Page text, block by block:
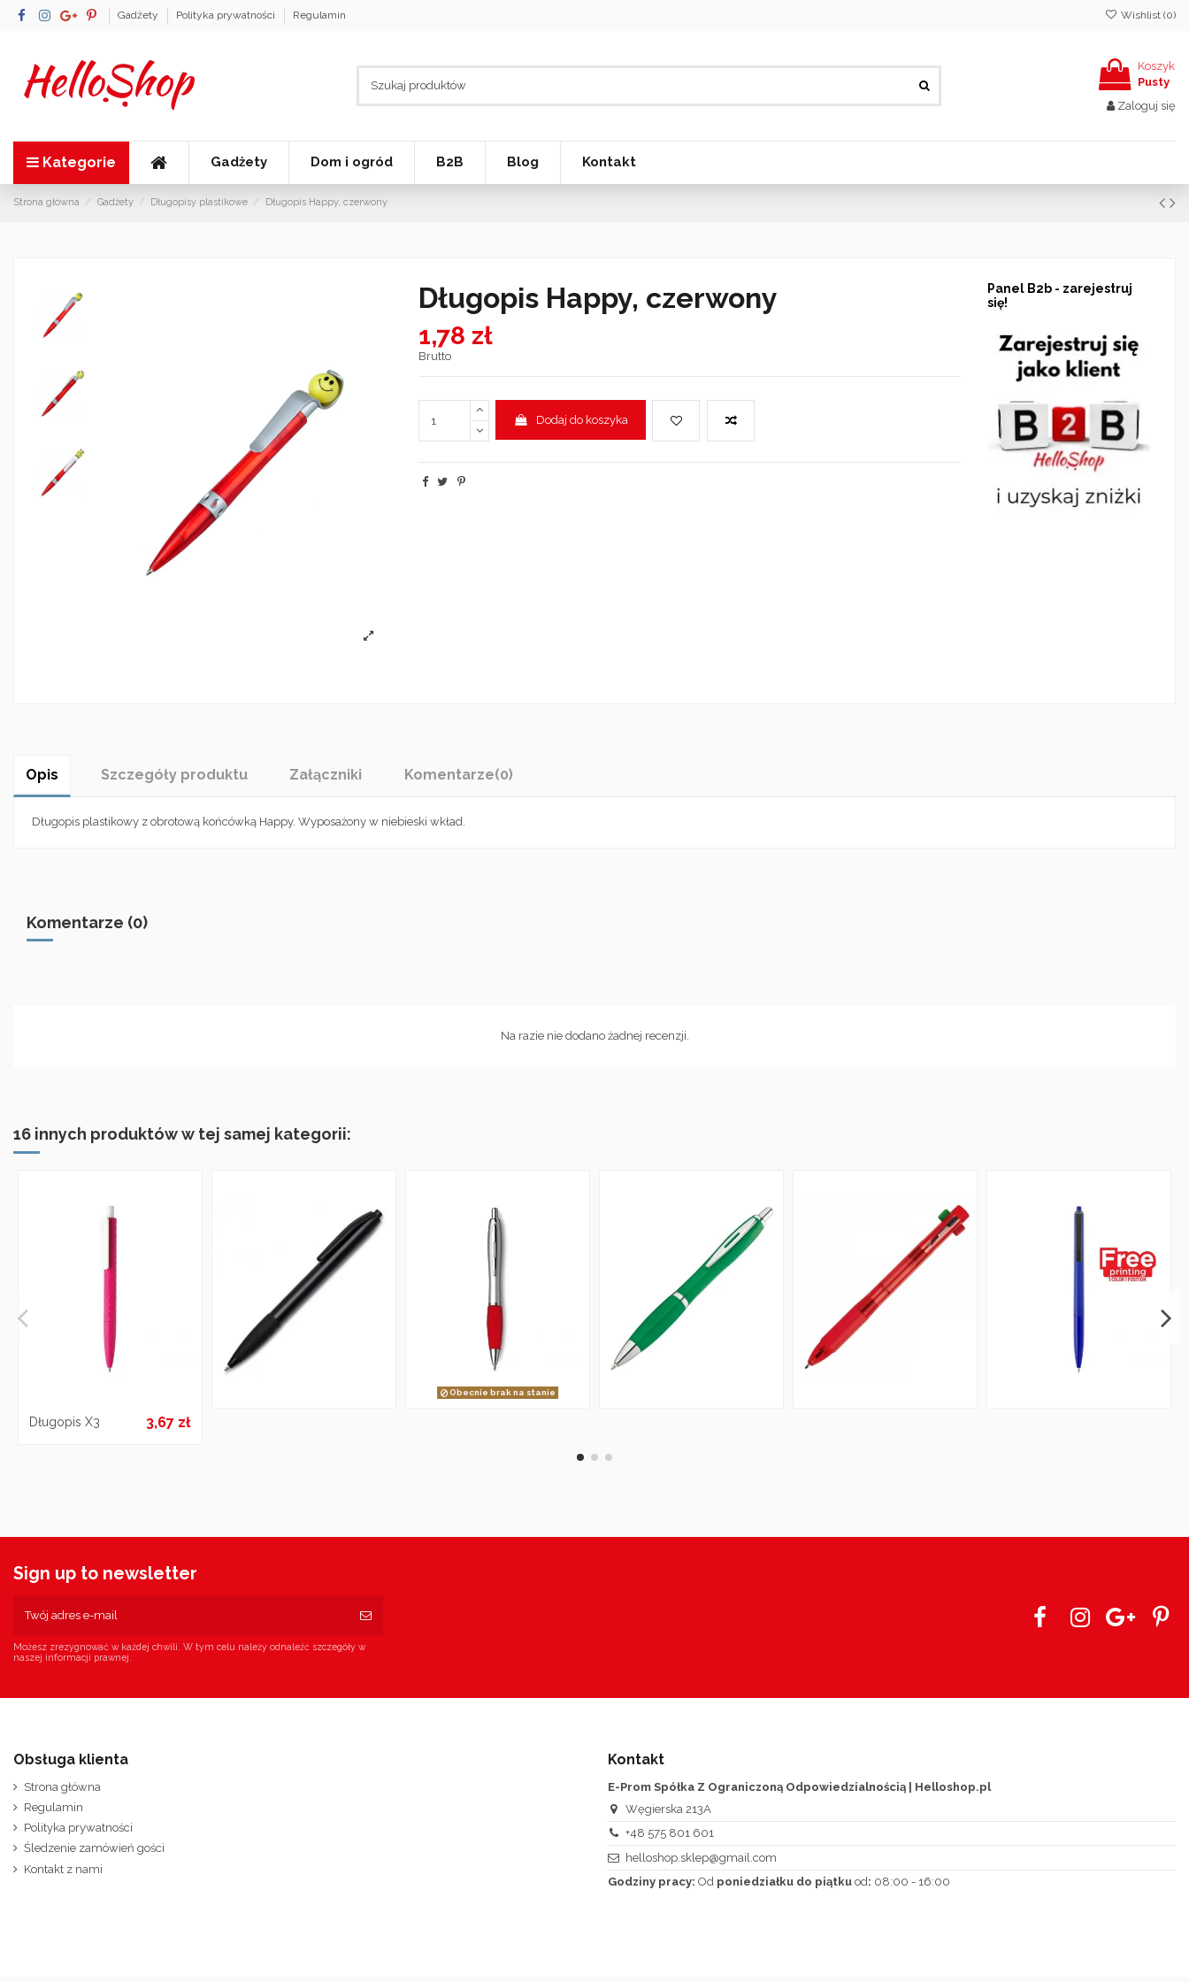
Gadżety Polityka prywatności Regulamin Wishlist (0)
Koszyk
Pusty
Zaloguj się
Kategorie Gadżety Dom i ogród B2B Blog Kontakt
Strona główna Gadżety Długopisy plastikowe Długopis Happy, czerwony
Długopis Happy, czerwony
1,78 zł
Brutto
Dodaj do koszyka
Panel B2b - zarejestruj
się!
Opis Szczegóły produktu Załączniki Komentarze(0)
Długopis plastikowy z obrotową końcówką Happy. Wyposażony w niebieski wkład.
Komentarze (0)
Na razie nie dodano żadnej recenzji.
16 innych produktów w tej samej kategorii:
Długopis X3 3,67 zł
Obecnie brak na stanie
Sign up to newsletter
Możesz zrezygnować w każdej chwili. W tym celu należy odnaleźć szczegóły w
naszej informacji prawnej.
Obsługa klienta
Strona główna
Regulamin
Polityka prywatności
Śledzenie zamówień gości
Kontakt z nami
Kontakt
E-Prom Spółka Z Ograniczoną Odpowiedzialnością | Helloshop.pl
Węgierska 213A
+48 575 801 601
helloshop.sklep@gmail.com
Godziny pracy: Od poniedziałku do piątku od: 08:00 - 16:00